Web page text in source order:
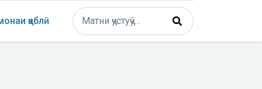
қаблӣ
Поиск
Type 2 or more characters for results.